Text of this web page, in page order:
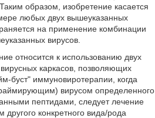
образом, изобретение касается
любых двух вышеуказанных
на применение комбинации
вирусов.
относится к использованию двух
каркасов, позволяющих
буст" иммуновиротерапии, когда
вирусом определенного
пептидами, следует лечение
конкретного вида/рода